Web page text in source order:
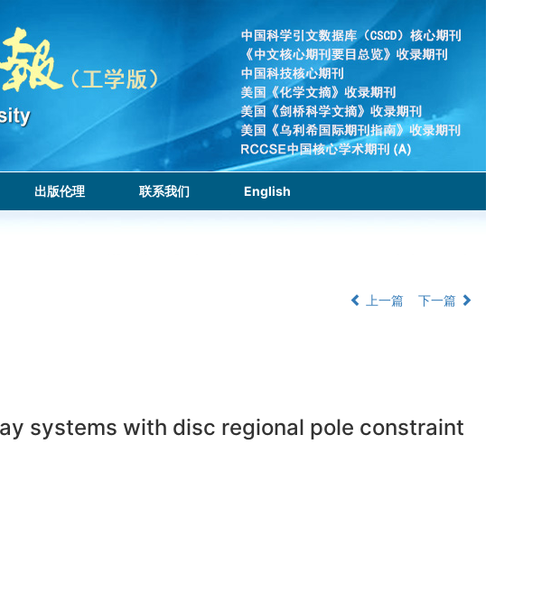
出版伦理 联系我们 English
上一篇 下一篇
systems with disc regional pole constraint